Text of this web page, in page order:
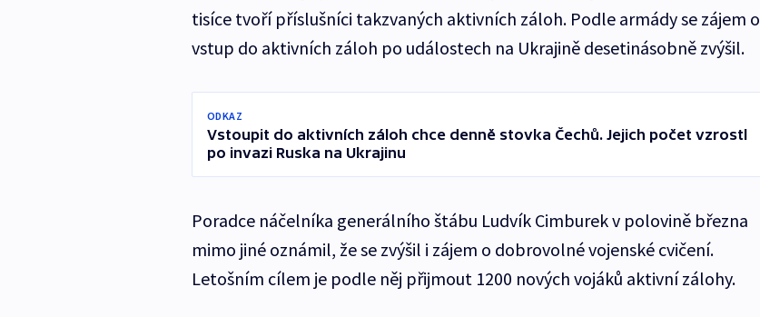
tisíce tvoří příslušníci takzvaných aktivních záloh. Podle armády se zájem o
vstup do aktivních záloh po událostech na Ukrajině desetinásobně zvýšil.
ODKAZ
Vstoupit do aktivních záloh chce denně stovka Čechů. Jejich počet vzrostl
po invazi Ruska na Ukrajinu
Poradce náčelníka generálního štábu Ludvík Cimburek v polovině března
mimo jiné oznámil, že se zvýšil i zájem o dobrovolné vojenské cvičení.
Letošním cílem je podle něj přijmout 1200 nových vojáků aktivní zálohy.